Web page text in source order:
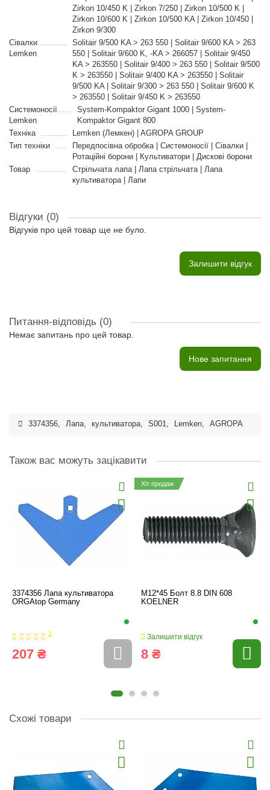
Zirkon 10/450 K | Zirkon 7/250 | Zirkon 10/500 K |
Zirkon 10/600 K | Zirkon 10/500 KA | Zirkon 10/450 |
Zirkon 9/300
Сівалки
Lemken
Solitair 9/500 KA > 263 550 | Solitair 9/600 KA > 263
550 | Solitair 9/600 K, -KA > 266057 | Solitair 9/450
KA > 263550 | Solitair 9/400 > 263 550 | Solitair 9/500
K > 263550 | Solitair 9/400 KA > 263550 | Solitair
9/500 KA | Solitair 9/300 > 263 550 | Solitair 9/600 K
> 263550 | Solitair 9/450 K > 263550
Системоносії
Lemken
System-Kompaktor Gigant 1000 | System-
Kompaktor Gigant 800
Техніка
Lemken (Лемкен) | AGROPA GROUP
Тип техніки
Передпосівна обробка | Системоносії | Сівалки |
Ротаційні борони | Культиватори | Дискові борони
Товар
Стрільчата лапа | Лапа стрільчата | Лапа
культиватора | Лапи
Відгуки (0)
Відгуків про цей товар ще не було.
Залишити відгук
Питання-відповідь (0)
Немає запитань про цей товар.
Нове запитання
3374356, Лапа, культиватора, S001, Lemken, AGROPA
Також вас можуть зацікавити
3374356 Лапа культиватора
ORGAtop Germany
1
207 ₴
Хіт продаж
M12*45 Болт 8.8 DIN 608
KOELNER
Залишити відгук
8 ₴
Схожі товари